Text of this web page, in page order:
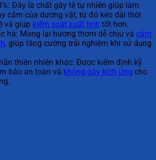
Đây là chất gây tê tự nhiên giúp làm
cảm của dương vật, từ đó kéo dài thời
và giúp kiểm soát xuất tinh tốt hơn.
hà: Mang lại hương thơm dễ chịu và cảm
, giúp tăng cường trải nghiệm khi sử dụng
thiên nhiên khác: Được kiểm định kỹ
bảo an toàn và không gây kích ứng cho